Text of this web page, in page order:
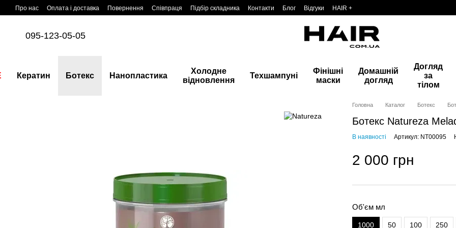
Перейти до основного контенту
Про нас Оплата і доставка Повернення Співпраця Підбір складника Контакти Блог Відгуки HAIR +
095-123-05-05
Кератин Ботекс Нанопластика
Холодне
відновлення
Техшампуні
Фінішні
маски
Домашній
догляд
Догляд
за
тілом
Головна Каталог Ботекс
Ботекс Natureza
В наявності Артикул: NT00095
2 000 грн
Об'єм мл
1000 50 100 250